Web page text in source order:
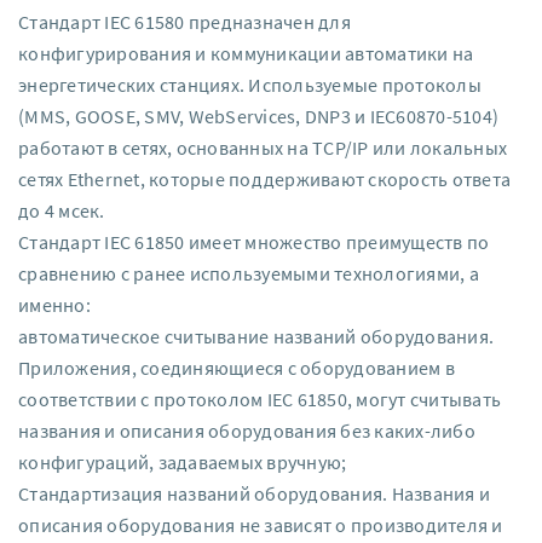
Стандарт IEC 61580 предназначен для
конфигурирования и коммуникации автоматики на
энергетических станциях. Используемые протоколы
(MMS, GOOSE, SMV, WebServices, DNP3 и IEC60870-5104)
работают в сетях, основанных на TCP/IP или локальных
сетях Ethernet, которые поддерживают скорость ответа
до 4 мсек.
Стандарт IEC 61850 имеет множество преимуществ по
сравнению с ранее используемыми технологиями, а
именно:
автоматическое считывание названий оборудования.
Приложения, соединяющиеся с оборудованием в
соответствии с протоколом IEC 61850, могут считывать
названия и описания оборудования без каких-либо
конфигураций, задаваемых вручную;
Стандартизация названий оборудования. Названия и
описания оборудования не зависят о производителя и